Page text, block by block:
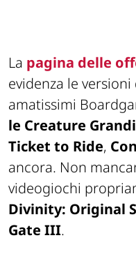
La pagina delle
evidenza le
amatissimi
le Creature
Ticket to Ride,
ancora. Non
videogiochi
Divinity: Original
Gate III.